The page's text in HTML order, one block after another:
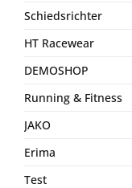
Schiedsrichter
HT Racewear
DEMOSHOP
Running & Fitness
JAKO
Erima
Test